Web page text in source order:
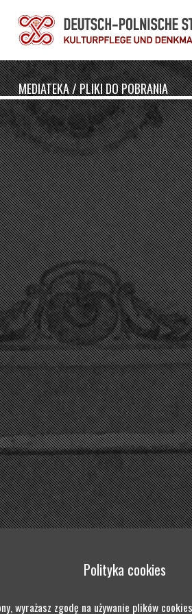
MEDIATEKA / PLIKI DO POBRANIA
KULTURPFLEGE UND DENKMALSCHUTZ STOPKA
Polityka cookies
zgodę na używanie plików